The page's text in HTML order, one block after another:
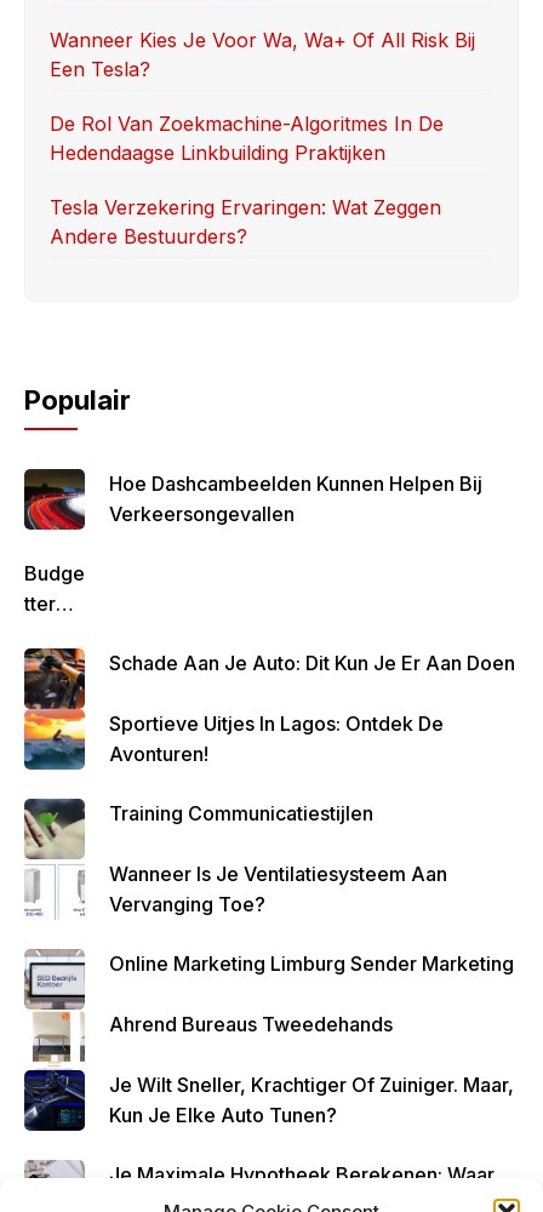
Wanneer Kies Je Voor Wa, Wa+ Of All Risk Bij
Een Tesla?
De Rol Van Zoekmachine-Algoritmes In De
Hedendaagse Linkbuilding Praktijken
Tesla Verzekering Ervaringen: Wat Zeggen
Andere Bestuurders?
Populair
Hoe Dashcambeelden Kunnen Helpen Bij
Verkeersongevallen
Budge
Tteren
Belan
Grijk
Om
Zo
Geld
Over
Te
Houde
Schade Aan Je Auto: Dit Kun Je Er Aan Doen
Sportieve Uitjes In Lagos: Ontdek De
Avonturen!
Training Communicatiestijlen
Wanneer Is Je Ventilatiesysteem Aan
Vervanging Toe?
Online Marketing Limburg Sender Marketing
Ahrend Bureaus Tweedehands
Je Wilt Sneller, Krachtiger Of Zuiniger. Maar,
Kun Je Elke Auto Tunen?
Je Maximale Hypotheek Berekenen: Waar
Begin Je?